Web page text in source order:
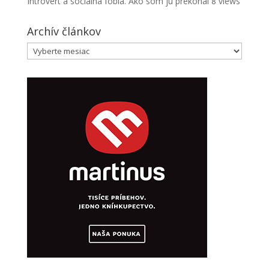
Archív článkov
Archív
článkov